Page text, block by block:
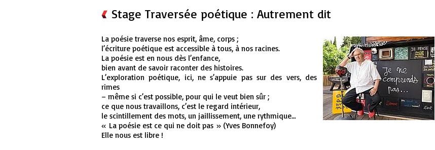
Stage Traversée poétique : Autrement dit
La poésie traverse nos esprit, âme, corps ;
l’écriture poétique est accessible à tous, à nos racines.
La poésie est en nous dès l’enfance,
bien avant de savoir raconter des histoires.
L’exploration poétique, ici, ne s’appuie pas sur des vers, des
rimes
– même si c’est possible, pour qui le veut bien sûr ;
ce que nous travaillons, c’est le regard intérieur,
le scintillement des mots, un jaillissement, une rythmique…
« La poésie est ce qui ne doit pas » (Yves Bonnefoy)
Elle nous est libre !